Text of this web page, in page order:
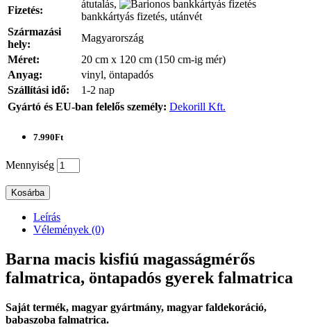
Fizetés:
átutalás,
bankkártyás fizetés, utánvét
Származási
hely:
Magyarország
Méret:
20 cm x 120 cm (150 cm-ig mér)
Anyag:
vinyl, öntapadós
Szállítási idő:
1-2 nap
Gyártó és EU-ban felelős személy: Dekorill Kft.
7.990Ft
Mennyiség
Kosárba
Leírás
Vélemények (0)
Barna macis kisfiú magasságmérős
falmatrica, öntapadós gyerek falmatrica
Saját termék, magyar gyártmány, magyar faldekoráció,
babaszoba falmatrica.